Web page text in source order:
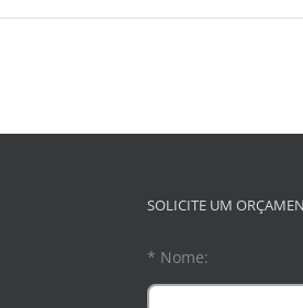
SOLICITE UM
* Nome: